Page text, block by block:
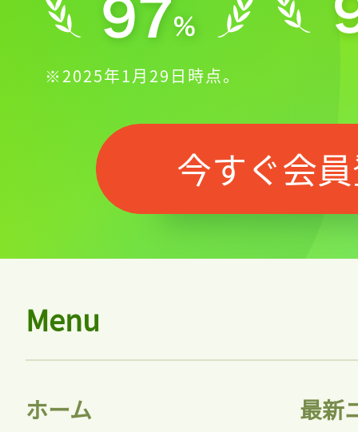
ログイン
※2025年1月29日時点。
今すぐ会
Menu
ホーム 最新